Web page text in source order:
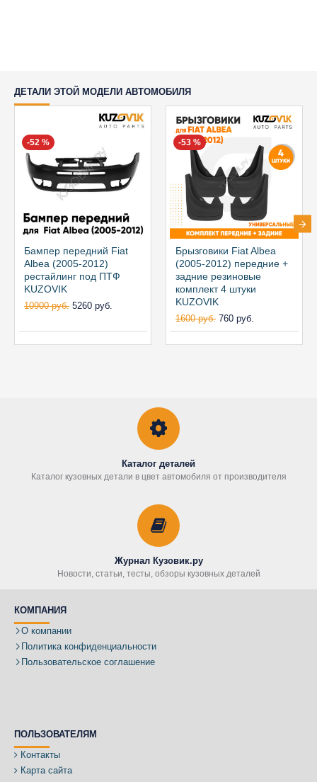
ДЕТАЛИ ЭТОЙ МОДЕЛИ АВТОМОБИЛЯ
-52 %
Бампер передний Fiat
Albea (2005-2012)
рестайлинг под ПТФ
KUZOVIK
10900 руб. 5260 руб.
-53 %
Брызговики Fiat Albea
(2005-2012) передние +
задние резиновые
комплект 4 штуки
KUZOVIK
1600 руб. 760 руб.
Каталог деталей
Каталог кузовных детали в цвет автомобиля от производителя
Журнал Кузовик.ру
Новости, статьи, тесты, обзоры кузовных деталей
КОМПАНИЯ
О компании
Политика конфиденциальности
Пользовательское соглашение
ПОЛЬЗОВАТЕЛЯМ
Контакты
Карта сайта